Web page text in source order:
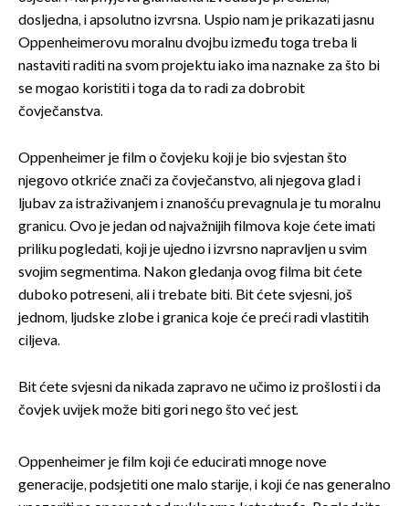
dosljedna, i apsolutno izvrsna. Uspio nam je prikazati jasnu
Oppenheimerovu moralnu dvojbu između toga treba li
nastaviti raditi na svom projektu iako ima naznake za što bi
se mogao koristiti i toga da to radi za dobrobit
čovječanstva.
Oppenheimer je film o čovjeku koji je bio svjestan što
njegovo otkriće znači za čovječanstvo, ali njegova glad i
ljubav za istraživanjem i znanošću prevagnula je tu moralnu
granicu. Ovo je jedan od najvažnijih filmova koje ćete imati
priliku pogledati, koji je ujedno i izvrsno napravljen u svim
svojim segmentima. Nakon gledanja ovog filma bit ćete
duboko potreseni, ali i trebate biti. Bit ćete svjesni, još
jednom, ljudske zlobe i granica koje će preći radi vlastitih
ciljeva.
Bit ćete svjesni da nikada zapravo ne učimo iz prošlosti i da
čovjek uvijek može biti gori nego što već jest.
Oppenheimer je film koji će educirati mnoge nove
generacije, podsjetiti one malo starije, i koji će nas generalno